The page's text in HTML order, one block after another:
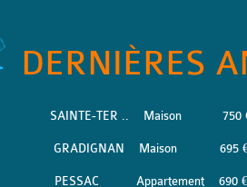
DERNIÈRES
SAINTE-TER .. Maison 750
GRADIGNAN Maison 695
PESSAC Appartement 690 €